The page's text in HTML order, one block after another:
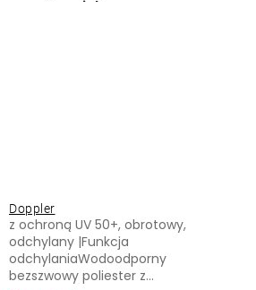
zielony
Doppler
z ochroną UV 50+, obrotowy,
odchylany |Funkcja
odchylaniaWodoodporny
bezszwowy poliester z...